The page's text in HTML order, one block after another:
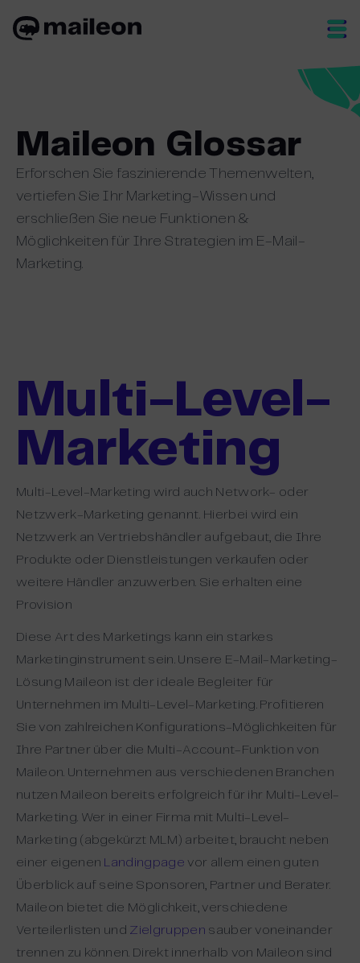
Maileon Glossar
Erforschen Sie faszinierende Themenwelten,
vertiefen Sie Ihr Marketing-Wissen und
erschließen Sie neue Funktionen &
Möglichkeiten für Ihre Strategien im E-Mail-
Marketing.
Multi-Level-
Marketing
Multi-Level-Marketing wird auch Network- oder
Netzwerk-Marketing genannt. Hierbei wird ein
Netzwerk an Vertriebshändler aufgebaut, die Ihre
Produkte oder Dienstleistungen verkaufen oder
weitere Händler anzuwerben. Sie erhalten eine
Provision
Diese Art des Marketings kann ein starkes
Marketinginstrument sein. Unsere E-Mail-Marketing-
Lösung Maileon ist der ideale Begleiter für
Unternehmen im Multi-Level-Marketing. Profitieren
Sie von zahlreichen Konfigurations-Möglichkeiten für
Ihre Partner über die Multi-Account-Funktion von
Maileon. Unternehmen aus verschiedenen Branchen
nutzen Maileon bereits erfolgreich für ihr Multi-Level-
Marketing. Wer in einer Firma mit Multi-Level-
Marketing (abgekürzt MLM) arbeitet, braucht neben
einer eigenen Landingpage vor allem einen guten
Überblick auf seine Sponsoren, Partner und Berater.
Maileon bietet die Möglichkeit, verschiedene
Verteilerlisten und Zielgruppen sauber voneinander
trennen zu können. Direkt innerhalb von Maileon sind